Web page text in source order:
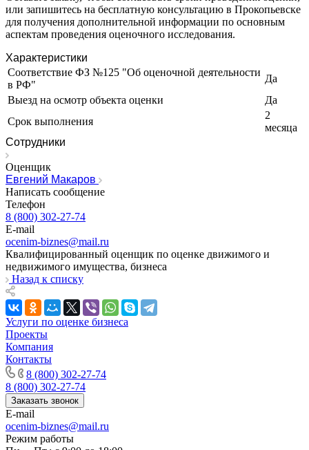
или запишитесь на бесплатную консультацию в Прокопьевске
для получения дополнительной информации по основным
аспектам проведения оценочного исследования.
Характеристики
Соответствие ФЗ №125 "Об оценочной деятельности
в РФ"
Да
Выезд на осмотр объекта оценки
Да
Срок выполнения
2
месяца
Сотрудники
Оценщик
Евгений Макаров
Написать сообщение
Телефон
8 (800) 302-27-74
E-mail
ocenim-biznes@mail.ru
Квалифицированный оценщик по оценке движимого и
недвижимого имущества, бизнеса
Назад к списку
Услуги по оценке бизнеса
Проекты
Компания
Контакты
8 (800) 302-27-74
8 (800) 302-27-74
Заказать звонок
E-mail
ocenim-biznes@mail.ru
Режим работы
Ивантеевка
Ижевск
Ипатово
Ирбит
Иркутск
Истра
Ишим
Ишимбай
Йошкар-Ола
Казань
Калининград
Калуга
Камбарка
Каменка
Каменск-Уральский
Каменск-Шахтинский
Камень-на-Оби
Камышин
Камышлов
Канаш
Кандалакша
Канск
Карачев
Карпинск
Касли
Каспийск